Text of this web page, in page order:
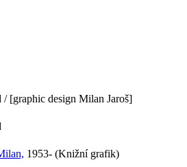
/ [graphic design Milan Jaroš]
1953- (Knižní grafik)